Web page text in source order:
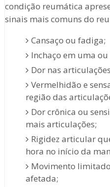
condição reumática
sinais mais comuns do
Cansaço ou fadiga;
Inchaço em uma
Dor nas
Vermelhidão e
região das
Dor crônica ou
mais articulações;
Rigidez articular
hora no início da
Movimento
afetada;